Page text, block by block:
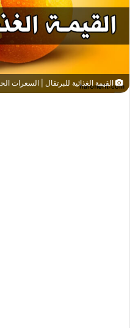
القيمة الغذائية للبرتقال | السعرات